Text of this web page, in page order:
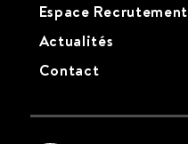
Espace Recrutement
Actualités
Contact